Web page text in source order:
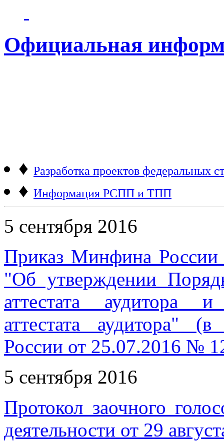
Официальная
♦ Разработка проектов федеральных
♦ Информация РСПП и ТПП
5 сентября 2016
Приказ Минфина
"Об утверждении
аттестата аудитора
аттестата аудитора"
России от 25.07.2016 №
5 сентября 2016
Протокол заочного
деятельности от 29